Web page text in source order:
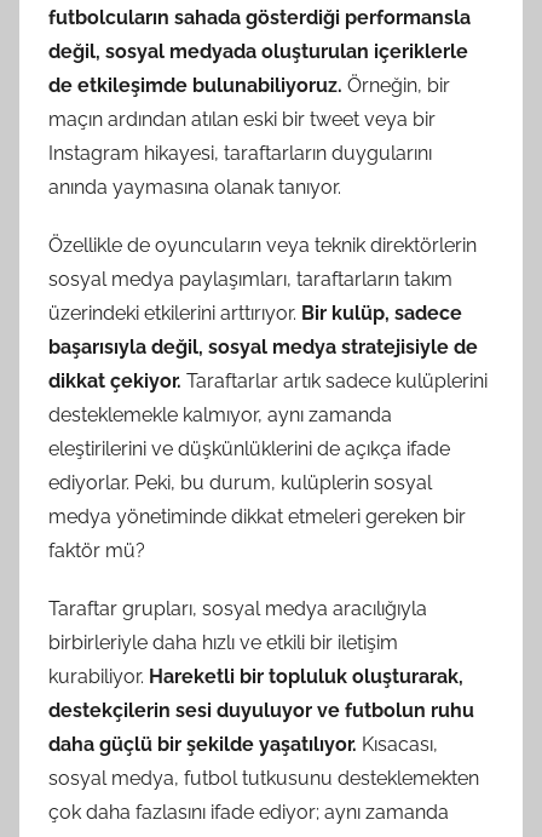
futbolcuların sahada gösterdiği performansla
değil, sosyal medyada oluşturulan içeriklerle
de etkileşimde bulunabiliyoruz. Örneğin, bir
maçın ardından atılan eski bir tweet veya bir
Instagram hikayesi, taraftarların duygularını
anında yaymasına olanak tanıyor.
Özellikle de oyuncuların veya teknik direktörlerin
sosyal medya paylaşımları, taraftarların takım
üzerindeki etkilerini arttırıyor. Bir kulüp, sadece
başarısıyla değil, sosyal medya stratejisiyle de
dikkat çekiyor. Taraftarlar artık sadece kulüplerini
desteklemekle kalmıyor, aynı zamanda
eleştirilerini ve düşkünlüklerini de açıkça ifade
ediyorlar. Peki, bu durum, kulüplerin sosyal
medya yönetiminde dikkat etmeleri gereken bir
faktör mü?
Taraftar grupları, sosyal medya aracılığıyla
birbirleriyle daha hızlı ve etkili bir iletişim
kurabiliyor. Hareketli bir topluluk oluşturarak,
destekçilerin sesi duyuluyor ve futbolun ruhu
daha güçlü bir şekilde yaşatılıyor. Kısacası,
sosyal medya, futbol tutkusunu desteklemekten
çok daha fazlasını ifade ediyor; aynı zamanda